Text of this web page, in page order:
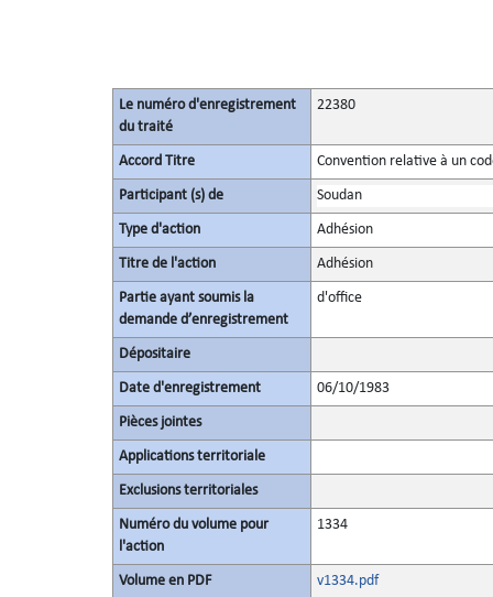
Le numéro d'enregistrement
du traité
22380
Accord Titre Convention relative à un
Participant (s) de Soudan
Type d'action Adhésion
Titre de l'action Adhésion
Partie ayant soumis la
demande d’enregistrement
d'office
Dépositaire
Date d'enregistrement 06/10/1983
Pièces jointes
Applications territoriale
Exclusions territoriales
Numéro du volume pour
l'action
1334
Volume en PDF v1334.pdf